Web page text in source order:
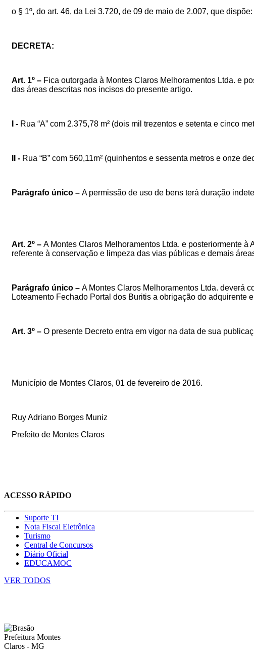
o § 1º, do art. 46, da Lei 3.720, de 09 de maio de 2.007, que dispõe:
DECRETA:
Art. 1º – Fica outorgada à Montes Claros Melhoramentos Ltda. e
das áreas descritas nos incisos do presente artigo.
I - Rua “A” com 2.375,78 m² (dois mil trezentos e setenta e cinco
II - Rua “B” com 560,11m² (quinhentos e sessenta metros e onze
Parágrafo único – A permissão de uso de bens terá duração
Art. 2º –A Montes Claros Melhoramentos Ltda. e posteriormente
referente à conservação e limpeza das vias públicas e demais
Parágrafo único –A Montes Claros Melhoramentos Ltda. deverá
Loteamento Fechado Portal dos Buritisa obrigação do adquirente
Art. 3º –O presente Decreto entra em vigor na data de sua
Município de Montes Claros, 01 de fevereiro de 2016.
Ruy Adriano Borges Muniz
Prefeito de Montes Claros
ACESSO RÁPIDO
Suporte TI
Nota Fiscal Eletrônica
Turismo
Central de Concursos
Diário Oficial
EDUCAMOC
VER TODOS